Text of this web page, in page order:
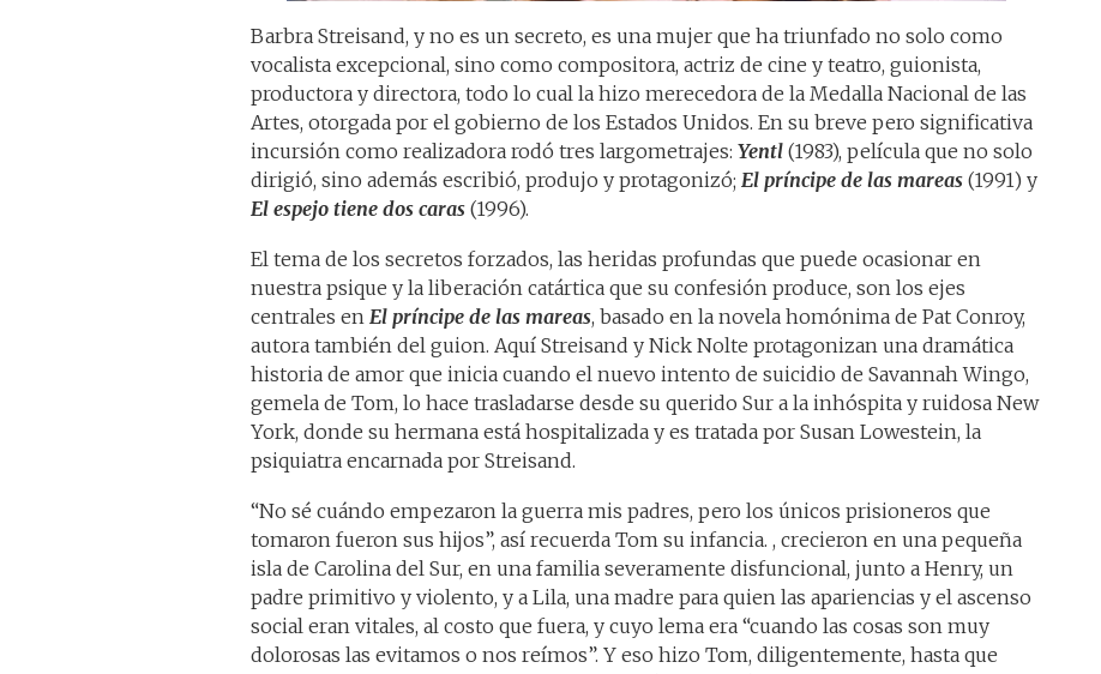
Barbra Streisand, y no es un secreto, es una mujer que ha triunfado no solo como
vocalista excepcional, sino como compositora, actriz de cine y teatro, guionista,
productora y directora, todo lo cual la hizo merecedora de la Medalla Nacional de las
Artes, otorgada por el gobierno de los Estados Unidos. En su breve pero significativa
incursión como realizadora rodó tres largometrajes: Yentl (1983), película que no solo
dirigió, sino además escribió, produjo y protagonizó; El príncipe de las mareas (1991) y
El espejo tiene dos caras (1996).
El tema de los secretos forzados, las heridas profundas que puede ocasionar en
nuestra psique y la liberación catártica que su confesión produce, son los ejes
centrales en El príncipe de las mareas, basado en la novela homónima de Pat Conroy,
autora también del guion. Aquí Streisand y Nick Nolte protagonizan una dramática
historia de amor que inicia cuando el nuevo intento de suicidio de Savannah Wingo,
gemela de Tom, lo hace trasladarse desde su querido Sur a la inhóspita y ruidosa New
York, donde su hermana está hospitalizada y es tratada por Susan Lowestein, la
psiquiatra encarnada por Streisand.
“No sé cuándo empezaron la guerra mis padres, pero los únicos prisioneros que
tomaron fueron sus hijos”, así recuerda Tom su infancia. , crecieron en una pequeña
isla de Carolina del Sur, en una familia severamente disfuncional, junto a Henry, un
padre primitivo y violento, y a Lila, una madre para quien las apariencias y el ascenso
social eran vitales, al costo que fuera, y cuyo lema era “cuando las cosas son muy
dolorosas las evitamos o nos reímos”. Y eso hizo Tom, diligentemente, hasta que